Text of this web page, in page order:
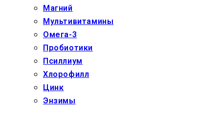
Магний
Мультивитамины
Омега-3
Пробиотики
Псиллиум
Хлорофилл
Цинк
Энзимы